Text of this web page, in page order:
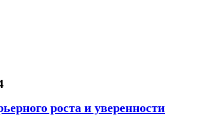
роста и уверенности